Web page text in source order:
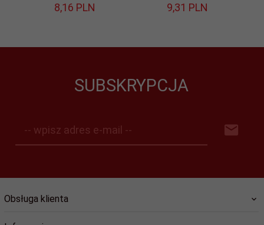
8,16 PLN 9,31 PLN
SUBSKRYPCJA
-- wpisz adres e-mail --
Obsługa klienta